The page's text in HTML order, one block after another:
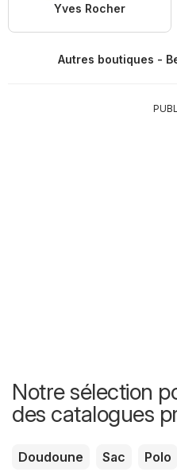
Yves Rocher
Autres boutiques -
Notre sélection
des catalogues
Doudoune Sac Polo